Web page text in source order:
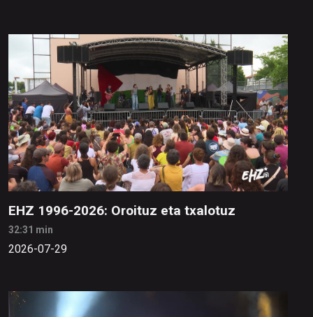
EHZ 1996-2026: Oroituz eta txalotuz
32:31 min
2026-07-29